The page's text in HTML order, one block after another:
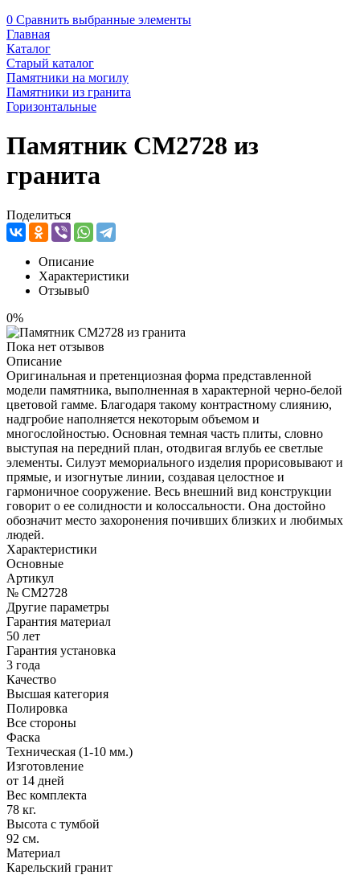
0 Сравнить выбранные элементы
Главная
Каталог
Старый каталог
Памятники на могилу
Памятники из гранита
Горизонтальные
Памятник CM2728 из
гранита
Поделиться
Описание
Характеристики
Отзывы0
0%
Пока нет отзывов
Описание
Оригинальная и претенциозная форма представленной
модели памятника, выполненная в характерной черно-белой
цветовой гамме. Благодаря такому контрастному слиянию,
надгробие наполняется некоторым объемом и
многослойностью. Основная темная часть плиты, словно
выступая на передний план, отодвигая вглубь ее светлые
элементы. Силуэт мемориального изделия прорисовывают и
прямые, и изогнутые линии, создавая целостное и
гармоничное сооружение. Весь внешний вид конструкции
говорит о ее солидности и колоссальности. Она достойно
обозначит место захоронения почивших близких и любимых
людей.
Характеристики
Основные
Артикул
№ CM2728
Другие параметры
Гарантия материал
50 лет
Гарантия установка
3 года
Качество
Высшая категория
Полировка
Все стороны
Фаска
Техническая (1-10 мм.)
Изготовление
от 14 дней
Вес комплекта
78 кг.
Высота с тумбой
92 см.
Материал
Карельский гранит